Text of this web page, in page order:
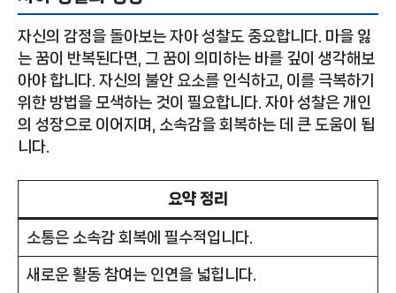
자신의 감정을 돌아보는 자아 성찰도 중요합니다. 마을 잃
는 꿈이 반복된다면, 그 꿈이 의미하는 바를 깊이 생각해보
아야 합니다. 자신의 불안 요소를 인식하고, 이를 극복하기
위한 방법을 모색하는 것이 필요합니다. 자아 성찰은 개인
의 성장으로 이어지며, 소속감을 회복하는 데 큰 도움이 됩
니다.
요약 정리
소통은 소속감 회복에 필수적입니다.
새로운 활동 참여는 인연을 넓힙니다.